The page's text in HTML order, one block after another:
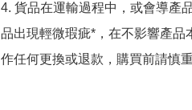
4. 貨品在運輸過程中，或會導產
品出現輕微瑕疵*，在不影響產品
作任何更換或退款，購買前請慎重